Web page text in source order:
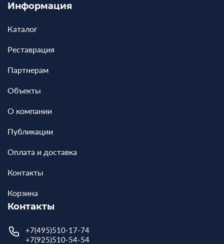
Информация
Каталог
Реставрация
Партнерам
Объекты
О компании
Публикации
Оплата и доставка
Контакты
Корзина
Контакты
+7(495)510-17-74
+7(925)510-54-54